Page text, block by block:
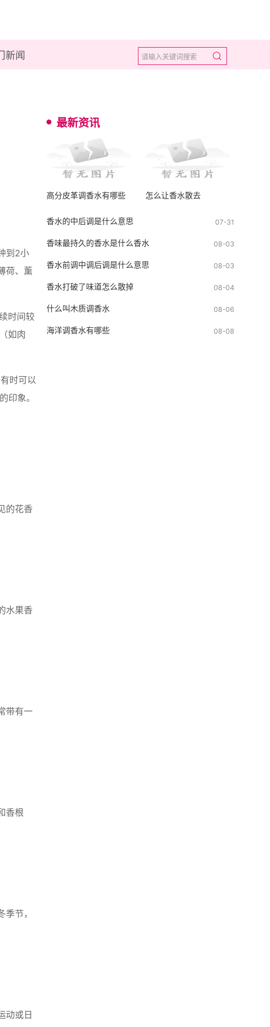
新闻
到2小
荷、薰
时间较
如肉
时可以
印象。
的花香
水果香
带有一
香根
节，
动或日
最新资讯
高分皮革调香水有哪些 怎么让香水散去
香水的中后调是什么意思 07-31
香味最持久的香水是什么香水 08-03
香水前调中调后调是什么意思 08-03
香水打破了味道怎么散掉 08-04
什么叫木质调香水 08-06
海洋调香水有哪些 08-08